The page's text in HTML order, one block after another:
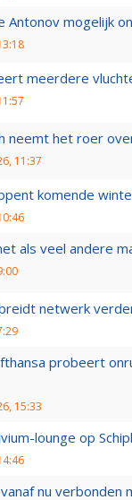
Antonov mogelijk
meerdere
neemt het roer
11:37
komende
als veel andere
netwerk
probeert
15:33
lounge op
nu